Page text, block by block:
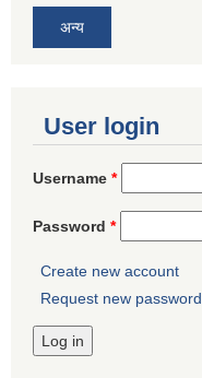
अन्य
User login
Username *
Password *
Create new account
Request new password